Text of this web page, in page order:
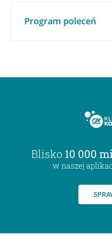
Program poleceń
Blisko 10 000
w naszej